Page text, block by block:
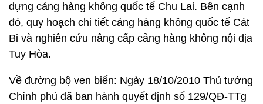
dựng cảng hàng không quốc tế Chu Lai. Bên cạnh
đó, quy hoạch chi tiết cảng hàng không quốc tế Cát
Bi và nghiên cứu nâng cấp cảng hàng không nội địa
Tuy Hòa.
Về đường bộ ven biển: Ngày 18/10/2010 Thủ tướng
Chính phủ đã ban hành quyết định số 129/QĐ-TTg